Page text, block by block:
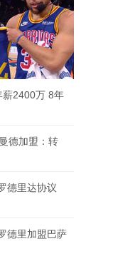
薪2400万 8年
德加盟：转
德里达协议
德里加盟巴萨